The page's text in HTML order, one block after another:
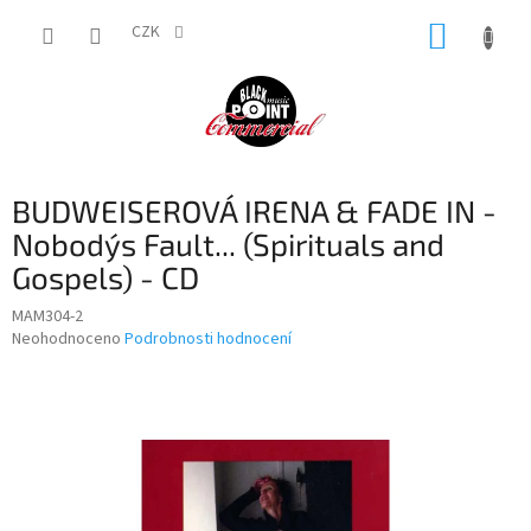
CZK
BUDWEISEROVÁ IRENA & FADE IN -
Nobody´s Fault... (Spirituals and
Gospels) - CD
MAM304-2
Průměrné
Neohodnoceno Podrobnosti hodnocení